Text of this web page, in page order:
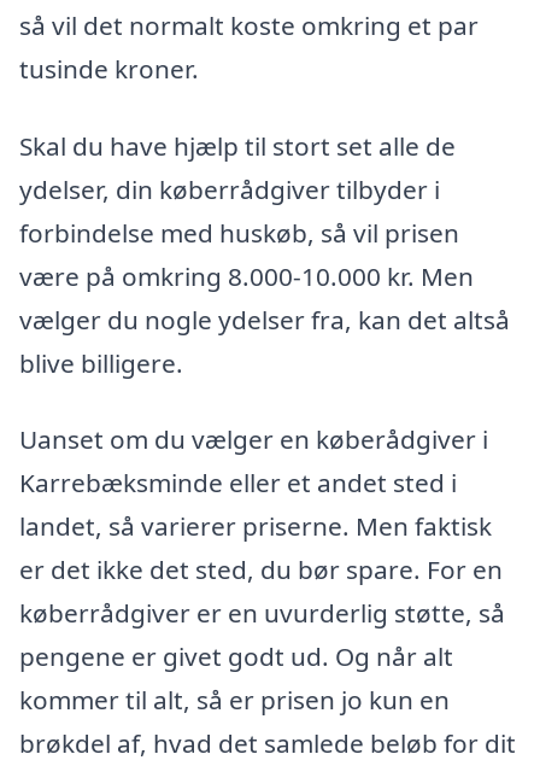
så vil det normalt koste omkring et par
tusinde kroner.
Skal du have hjælp til stort set alle de
ydelser, din køberrådgiver tilbyder i
forbindelse med huskøb, så vil prisen
være på omkring 8.000-10.000 kr. Men
vælger du nogle ydelser fra, kan det altså
blive billigere.
Uanset om du vælger en køberådgiver i
Karrebæksminde eller et andet sted i
landet, så varierer priserne. Men faktisk
er det ikke det sted, du bør spare. For en
køberrådgiver er en uvurderlig støtte, så
pengene er givet godt ud. Og når alt
kommer til alt, så er prisen jo kun en
brøkdel af, hvad det samlede beløb for dit